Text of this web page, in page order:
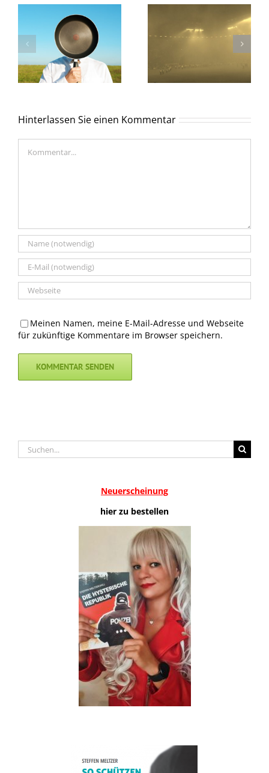
Hinterlassen Sie einen Kommentar
Meinen Namen, meine E-Mail-Adresse und Webseite
für zukünftige Kommentare im Browser speichern.
Suche
nach:
Neuerscheinung
hier zu bestellen